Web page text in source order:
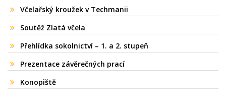
Včelařský kroužek v Techmanii
Soutěž Zlatá včela
Přehlídka sokolnictví – 1. a 2. stupeň
Prezentace závěrečných prací
Konopiště